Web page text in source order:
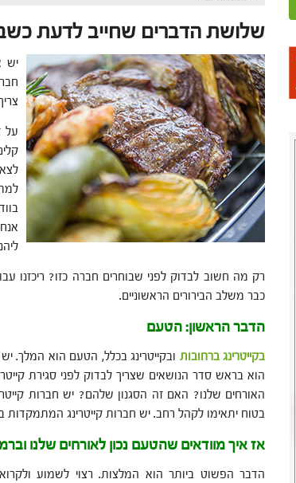
שלושת הדברים שחייב לדעת
יש
על
רק מה חשוב לבדוק לפני שבוחרים חברה כזו? ריכזנו
כבר משלב הבירורים הראשוניים.
הדבר הראשון: הטעם
בקייטרינג ברחובות ובקייטרינג בכלל, הטעם הוא המלך.
הוא בראש סדר הנושאים שצריך לבדוק לפני סגירת
האורחים שלנו? האם זה הסגנון שלהם? יש חברות
בטוח יתאימו לקהל רחב. יש חברות קייטרינג
אזאיךמוודאים שהטעם נכון לאורחים שלנו
הדבר הפשוט ביותר הוא המלצות. רצוי לשמוע